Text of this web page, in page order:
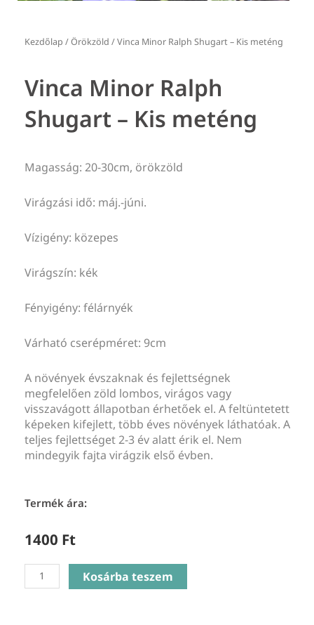
Kezdőlap /Örökzöld / Vinca Minor Ralph Shugart – Kis meténg
Vinca Minor Ralph
Shugart – Kis meténg
Magasság: 20-30cm, örökzöld
Virágzási idő: máj.-júni.
Vízigény: közepes
Virágszín: kék
Fényigény: félárnyék
Várható cserépméret: 9cm
A növények évszaknak és fejlettségnek
megfelelően zöld lombos, virágos vagy
visszavágott állapotban érhetőek el. A feltüntetett
képeken kifejlett, több éves növények láthatóak. A
teljes fejlettséget 2-3 év alatt érik el. Nem
mindegyik fajta virágzik első évben.
Termék ára:
1400 Ft
Vinca
Minor
Kosárba teszem